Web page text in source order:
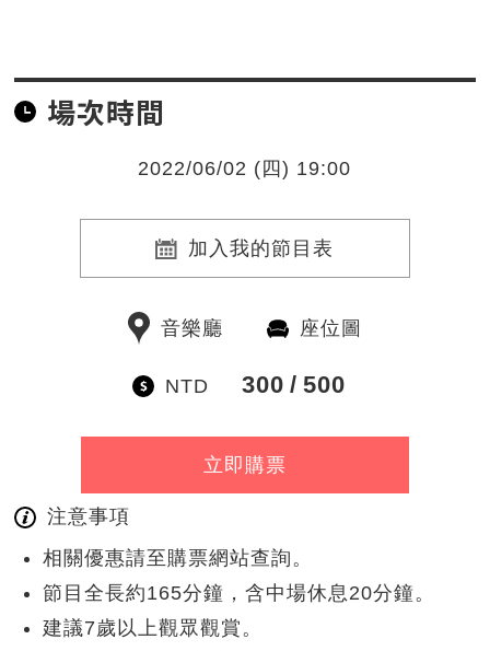
場次時間
2022/06/02 (四) 19:00
加入我的節目表
音樂廳 座位圖
NTD 300 500
立即購票
注意事項
相關優惠請至購票網站查詢。
節目全長約165分鐘，含中場休息20分鐘。
建議7歲以上觀眾觀賞。